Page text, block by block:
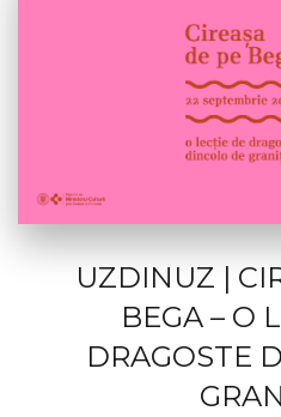
UZDINUZ |
BEGA – O
DRAGOSTE